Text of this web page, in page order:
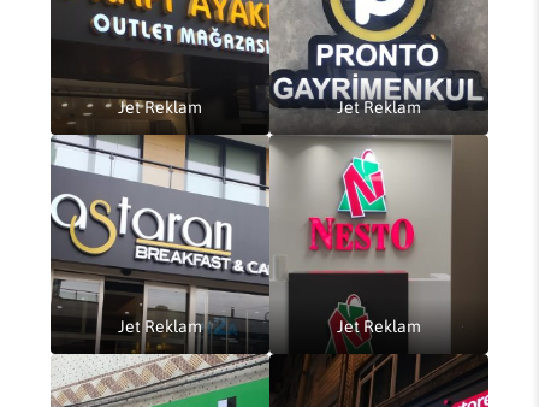
Jet Reklam Jet Reklam
Jet Reklam Jet Reklam